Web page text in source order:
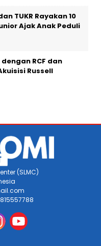
TUKR Rayakan 10
Ajak Anak Peduli
RCF dan
Russell
(SLMC)